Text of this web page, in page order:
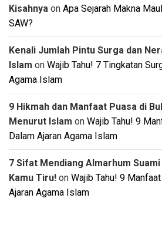
Kisahnya on Apa Sejarah Makna
SAW?
Kenali Jumlah Pintu Surga dan
Islam on Wajib Tahu! 7 Tingkatan
Agama Islam
9 Hikmah dan Manfaat Puasa di
Menurut Islam on Wajib Tahu! 9
Dalam Ajaran Agama Islam
7 Sifat Mendiang Almarhum Suami
Kamu Tiru! on Wajib Tahu! 9
Ajaran Agama Islam